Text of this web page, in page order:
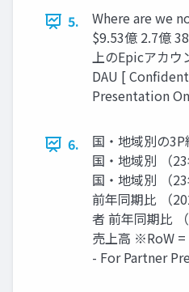
5.
Where are we
$9.53億 2.7億
上のEpicアカウ
DAU [
Presentation
6.
国・地域別の
国・地域別 （
国・地域別 （
前年同期比 （
者 前年同期比
売上高 ※RoW
- For Partner